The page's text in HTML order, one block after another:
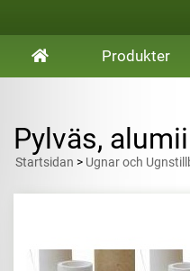
Produkter
Pylväs,
Startsidan > Ugnar och